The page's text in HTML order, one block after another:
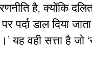
है, क्योंकि
पर पर्दा डाल
यह वही सत्ता है